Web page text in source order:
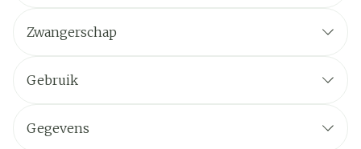
Zwangerschap
Gebruik
Gegevens